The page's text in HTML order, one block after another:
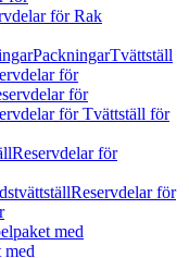
för Rak
PackningarTvättställ
för
för
för Tvättställ för
Reservdelar för
Reservdelar för
med
med